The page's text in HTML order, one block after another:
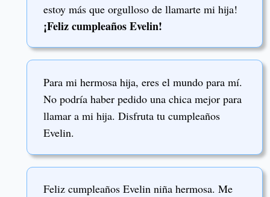
estoy más que orgulloso de llamarte mi hija!
¡Feliz cumpleaños Evelin!
Para mi hermosa hija, eres el mundo para mí.
No podría haber pedido una chica mejor para
llamar a mi hija. Disfruta tu cumpleaños
Evelin.
Feliz cumpleaños Evelin niña hermosa. Me